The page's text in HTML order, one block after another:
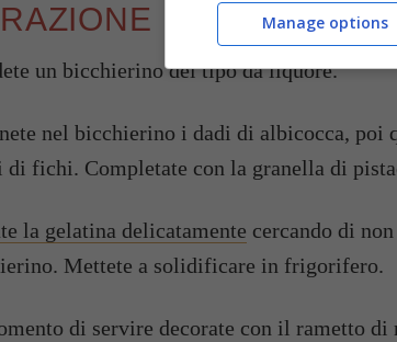
un bicchierino del tipo da liquore.
nel bicchierino i dadi di albicocca, poi
di fichi. Completate con la granella di
la gelatina delicatamente cercando di
Mettete a solidificare in frigorifero.
di servire decorate con il rametto di
Manage options